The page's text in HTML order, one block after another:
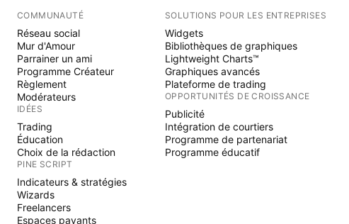
COMMUNAUTÉ
Réseau social
Mur d'Amour
Parrainer un ami
Programme Créateur
Règlement
Modérateurs
IDÉES
Trading
Éducation
Choix de la rédaction
PINE SCRIPT
Indicateurs & stratégies
Wizards
Freelancers
Espaces payants
SOLUTIONS POUR LES ENTREPRISES
Widgets
Bibliothèques de graphiques
Lightweight Charts™
Graphiques avancés
Plateforme de trading
OPPORTUNITÉS DE CROISSANCE
Publicité
Intégration de courtiers
Programme de partenariat
Programme éducatif